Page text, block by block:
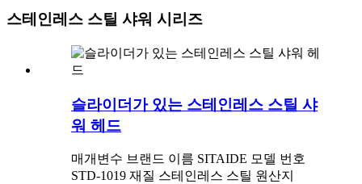
스테인레스 스틸 샤워 시리즈
슬라이더가 있는 스테인레스 스틸 샤
워 헤드
매개변수 브랜드 이름 SITAIDE 모델 번호
STD-1019 재질 스테인레스 스틸 원산지